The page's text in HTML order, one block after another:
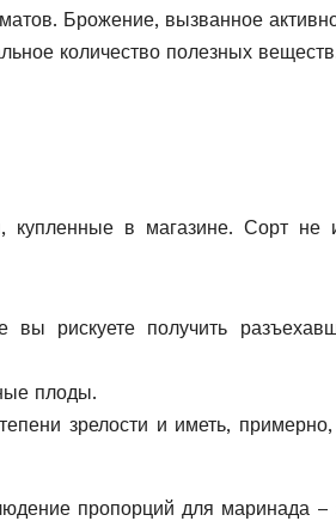
Брожение, вызванное
количество полезных
купленные в магазине. Сорт не
рискуете получить
плоды.
зрелости и иметь,
пропорций для маринада –